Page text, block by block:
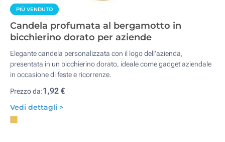
PIÙ VENDUTO
Candela profumata al bergamotto in
bicchierino dorato per aziende
Elegante candela personalizzata con il logo dell'azienda,
presentata in un bicchierino dorato, ideale come gadget aziendale
in occasione di feste e ricorrenze.
Prezzo da:1,92 €
Vedi dettagli >